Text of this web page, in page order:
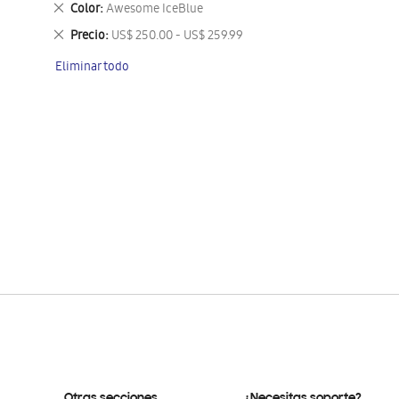
Color Awesome IceBlue
Eliminar
este
artículo
Precio US$ 250.00 - US$ 259.99
Eliminar
artículo
Eliminar todo